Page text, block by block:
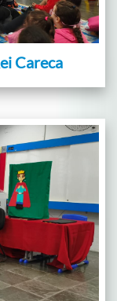
Careca